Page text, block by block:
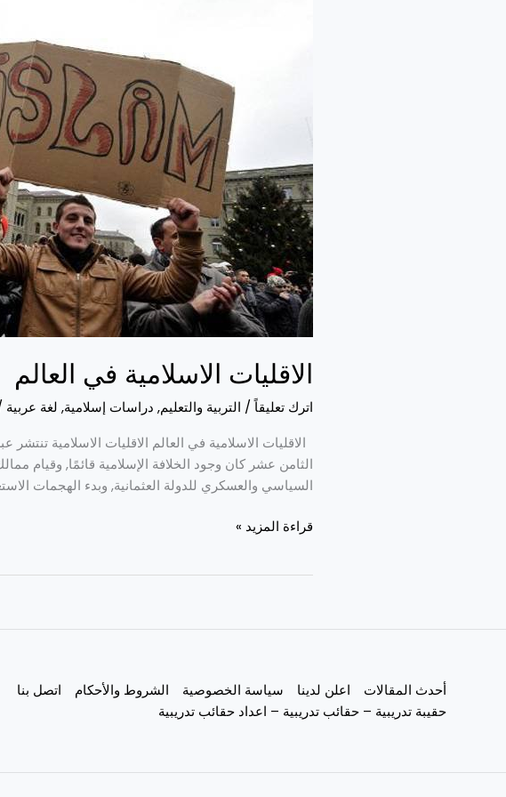
الاقليات الاسلامية في العالم
اترك تعليقاً/ التربية والتعليم, دراسات إسلامية, لغة عربية
الاقليات الاسلامية في العالم الاقليات الاسلامية
الثامن عشر كان وجود الخلافة الإسلامية قائمًا, وقيام
السياسي والعسكري للدولة العثمانية, وبدء الهجمات
قراءة المزيد »
أحدث المقالات اعلن لدينا سياسة الخصوصية الشروط والأحكام
اتصل بنا
حقيبة تدريبية – حقائب تدريبية – اعداد حقائب تدريبية